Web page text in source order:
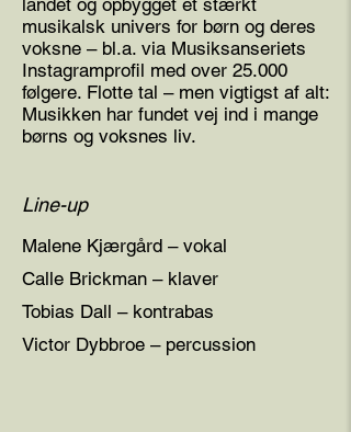
landet og opbygget et stærkt
musikalsk univers for børn og deres
voksne – bl.a. via Musiksanseriets
Instagramprofil med over 25.000
følgere. Flotte tal – men vigtigst af alt:
Musikken har fundet vej ind i mange
børns og voksnes liv.
Line-up
Malene Kjærgård – vokal
Calle Brickman – klaver
Tobias Dall – kontrabas
Victor Dybbroe – percussion